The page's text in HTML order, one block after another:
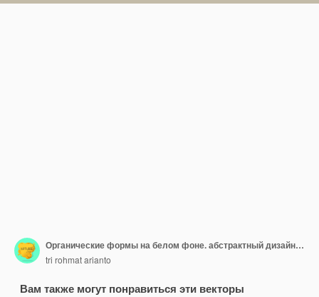
Органические формы на белом фоне. абстрактный дизайн рисованной обложки в пастельных тонах. Дети милые
tri rohmat arianto
Вам также могут понравиться эти векторы